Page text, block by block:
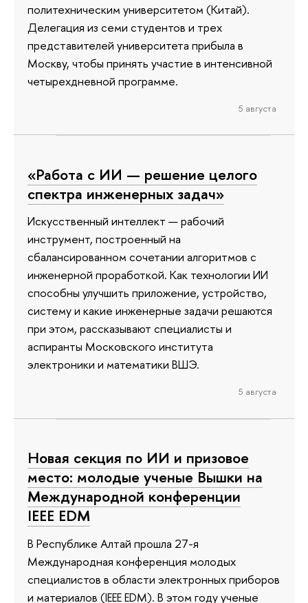
политехническим университетом (Китай).
Делегация из семи студентов и трех
представителей университета прибыла в
Москву, чтобы принять участие в интенсивной
четырехдневной программе.
5 августа
«Работа с ИИ — решение целого
спектра инженерных задач»
Искусственный интеллект — рабочий
инструмент, построенный на
сбалансированном сочетании алгоритмов с
инженерной проработкой. Как технологии ИИ
способны улучшить приложение, устройство,
систему и какие инженерные задачи решаются
при этом, рассказывают специалисты и
аспиранты Московского института
электроники и математики ВШЭ.
5 августа
Новая секция по ИИ и призовое
место: молодые ученые Вышки на
Международной конференции
IEEE EDM
В Республике Алтай прошла 27-я
Международная конференция молодых
специалистов в области электронных приборов
и материалов (IEEE EDM). В этом году ученые